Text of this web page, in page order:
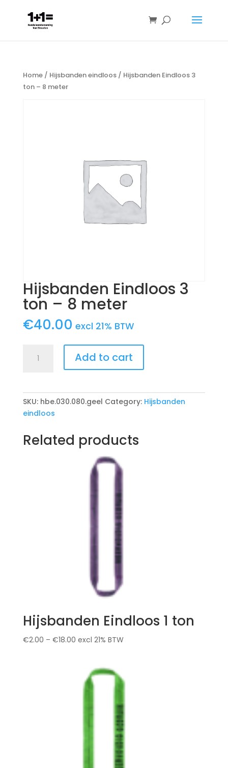
Home/ Hijsbanden eindloos/ Hijsbanden Eindloos 3
ton – 8 meter
Hijsbanden Eindloos 3
ton – 8 meter
€40.00 excl 21% BTW
Eindloos
-
Add to cart
SKU: hbe.030.080.geel Category: Hijsbanden
eindloos
Related products
Hijsbanden Eindloos 1 ton
€2.00 – €18.00 excl 21% BTW